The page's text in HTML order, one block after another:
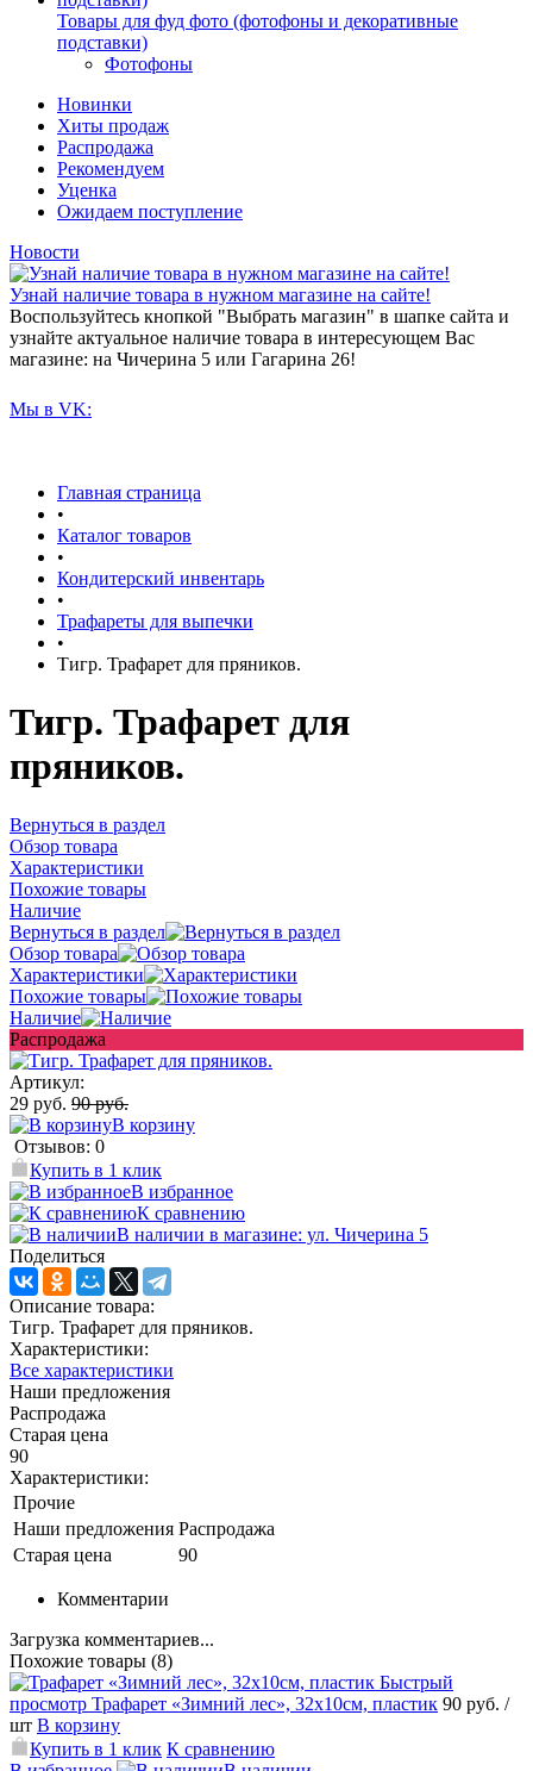
Товары для фуд фото (фотофоны и декоративные
подставки)
Фотофоны
Новинки
Хиты продаж
Распродажа
Рекомендуем
Уценка
Ожидаем поступление
Новости
Узнай наличие товара в нужном магазине на сайте!
Воспользуйтесь кнопкой "Выбрать магазин" в шапке сайта и
узнайте актуальное наличие товара в интересующем Вас
магазине: на Чичерина 5 или Гагарина 26!
Мы в VK:
Главная страница
•
Каталог товаров
•
Кондитерский инвентарь
•
Трафареты для выпечки
•
Тигр. Трафарет для пряников.
Тигр. Трафарет для
пряников.
Вернуться в раздел
Обзор товара
Характеристики
Похожие товары
Наличие
Вернуться в раздел
Обзор товара
Характеристики
Похожие товары
Наличие
Распродажа
Артикул:
29 руб. 90 руб.
В корзину
Отзывов: 0
Купить в 1 клик
В избранное
К сравнению
В наличии в магазине: ул. Чичерина 5
Поделиться
Описание товара:
Тигр. Трафарет для пряников.
Характеристики:
Все характеристики
Наши предложения
Распродажа
Старая цена
90
Характеристики:
Прочие
Наши предложения Распродажа
Старая цена
90
Комментарии
Загрузка комментариев...
Похожие товары (8)
Быстрый
просмотр Трафарет «Зимний лес», 32х10см, пластик 90 руб. /
шт В корзину
Купить в 1 клик К сравнению